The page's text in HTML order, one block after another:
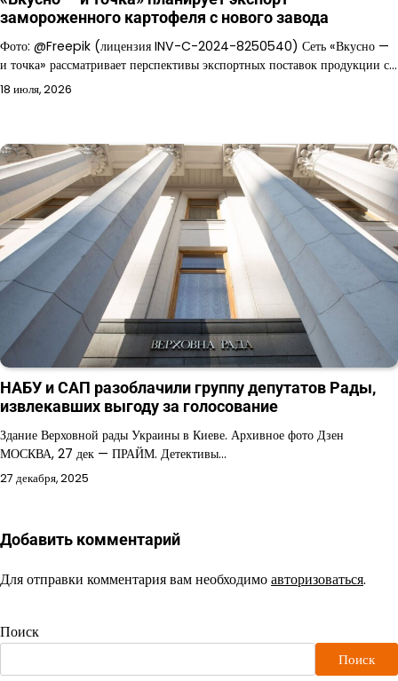
замороженного картофеля с нового завода
Фото: @Freepik (лицензия INV-C-2024-8250540) Сеть «Вкусно —
и точка» рассматривает перспективы экспортных поставок продукции с…
18 июля, 2026
НАБУ и САП разоблачили группу депутатов Рады,
извлекавших выгоду за голосование
Здание Верховной рады Украины в Киеве. Архивное фото Дзен
МОСКВА, 27 дек — ПРАЙМ. Детективы…
27 декабря, 2025
Добавить комментарий
Для отправки комментария вам необходимоавторизоваться.
Поиск
Поиск